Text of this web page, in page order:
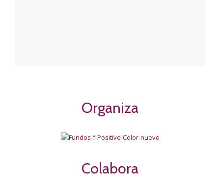
Organiza
Colabora